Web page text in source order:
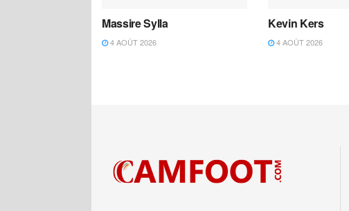
Massire Sylla
4 AOÛT 2026
Kevin Kers
4 AOÛT 2026